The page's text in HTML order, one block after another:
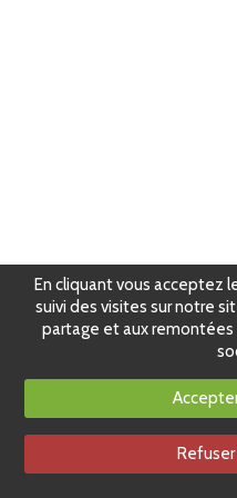
En cliquant vous acceptez
suivi des visites sur notre
partage et aux